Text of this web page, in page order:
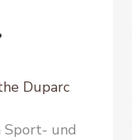
Duparc
Sport- und